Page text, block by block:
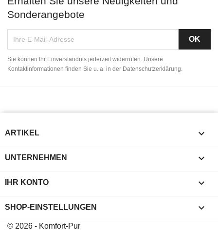
Sonderangebote
Sie können Ihr Einverständnis jederzeit widerrufen. Unsere
Kontaktinformationen finden Sie u. a. in der Datenschutzerklärung.
ARTIKEL 
UNTERNEHMEN 
IHR KONTO 
SHOP-EINSTELLUNGEN keyboard_arrow_down
© 2026 - Komfort-Pur